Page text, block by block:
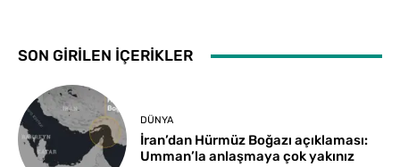
SON GİRİLEN İÇERİKLER
DÜNYA
İran’dan Hürmüz Boğazı açıklaması:
Umman’la anlaşmaya çok yakınız